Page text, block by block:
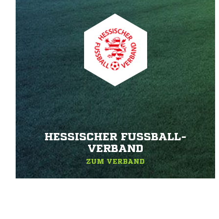
HESSISCHER FUSSBALL-V
ERBAND
ZUM VERBAND